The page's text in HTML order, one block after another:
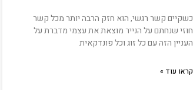
כשקיים קשר רגשי, הוא חזק הרבה יותר מכל קשר
חוזי שנחתם על הנייר מוצאת את עצמי מדברת על
העניין הזה עם כל זוג וכל פונדקאית
קראו עוד »